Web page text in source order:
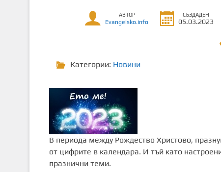
АВТОР
Evangelsko.info
СЪЗДАДЕН
05.03.2023
Категории: Новини
В периода между Рождество Христово,
от цифрите в календара. И тъй като
празнични теми.